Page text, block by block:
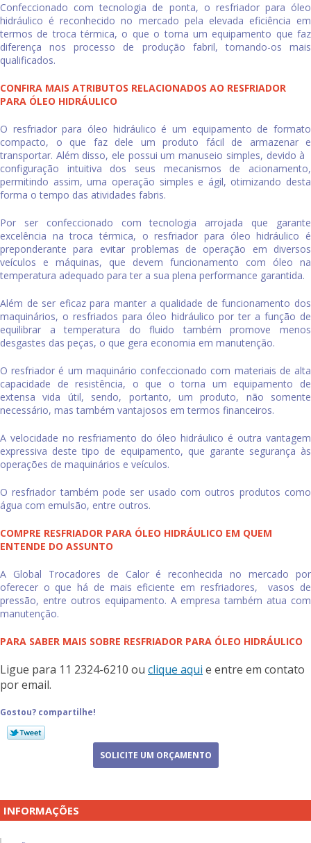
Confeccionado com tecnologia de ponta, o resfriador para óleo
hidráulico é reconhecido no mercado pela elevada eficiência em
termos de troca térmica, o que o torna um equipamento que faz
diferença nos processo de produção fabril, tornando-os mais
qualificados.
CONFIRA MAIS ATRIBUTOS RELACIONADOS AO RESFRIADOR
PARA ÓLEO HIDRÁULICO
O resfriador para óleo hidráulico é um equipamento de formato
compacto, o que faz dele um produto fácil de armazenar e
transportar. Além disso, ele possui um manuseio simples, devido à
configuração intuitiva dos seus mecanismos de acionamento,
permitindo assim, uma operação simples e ágil, otimizando desta
forma o tempo das atividades fabris.
Por ser confeccionado com tecnologia arrojada que garante
excelência na troca térmica, oresfriador para óleo hidráulico é
preponderante para evitar problemas de operação em diversos
veículos e máquinas, que devem funcionamento com óleo na
temperatura adequado para ter a sua plena performance garantida.
Além de ser eficaz para manter a qualidade de funcionamento dos
maquinários, o resfriados para óleo hidráulico por ter a função de
equilibrar a temperatura do fluido também promove menos
desgastes das peças, o que gera economia em manutenção.
O resfriador é um maquinário confeccionado com materiais de alta
capacidade de resistência, o que o torna um equipamento de
extensa vida útil, sendo, portanto, um produto, não somente
necessário, mas também vantajosos em termos financeiros.
A velocidade no resfriamento do óleo hidráulico é outra vantagem
expressiva deste tipo de equipamento, que garante segurança às
operações de maquinários e veículos.
O resfriador também pode ser usado com outros produtos como
água com emulsão, entre outros.
COMPRE RESFRIADOR PARA ÓLEO HIDRÁULICO EM QUEM
ENTENDE DO ASSUNTO
A Global Trocadores de Calor é reconhecida no mercado por
oferecer o que há de mais eficiente em resfriadores, vasos de
pressão, entre outros equipamento. A empresa também atua com
manutenção.
PARA SABER MAIS SOBRE RESFRIADOR PARA ÓLEO HIDRÁULICO
Ligue para 11 2324-6210 ou clique aqui e entre em contato
por email.
Gostou? compartilhe!
SOLICITE UM ORÇAMENTO
INFORMAÇÕES